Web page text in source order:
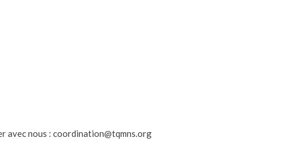
avec nous : coordination@tqmns.org